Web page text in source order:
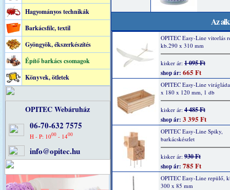
Hagyományos technikák
Barkácsfilc, textil
Gyöngyök, ékszerkészítés
Építő barkács csomagok
Könyvek, ötletek
OPITEC Webáruház
06-70-632 7575
H - P: 1000- 1400
info@opitec.hu
Az
OPITEC Easy-Line vitorlás
kb.290 x 310 mm
kisker ár: 1 095 Ft
shop ár: 665 Ft
OPITEC Easy-Line
x 180 x 120 mm, 1 db
kisker ár: 4 485 Ft
shop ár: 3 395 Ft
OPITEC Easy-Line Spiky,
barkácskészlet
kisker ár: 930 Ft
shop ár: 785 Ft
OPITEC Easy-Line repülő,
300 x 85 mm